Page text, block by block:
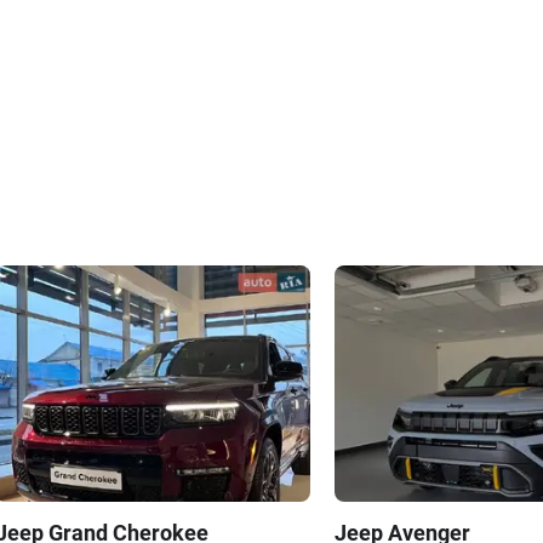
Grand Cherokee JeepAvenger